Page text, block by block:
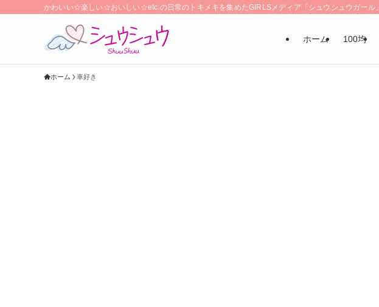
かわいい☆楽しい☆おいしい☆etc.の日常のトキメキを集めたGIRLSメディア「シュウシュウガール」
ホーム 100均
ホーム 車好き